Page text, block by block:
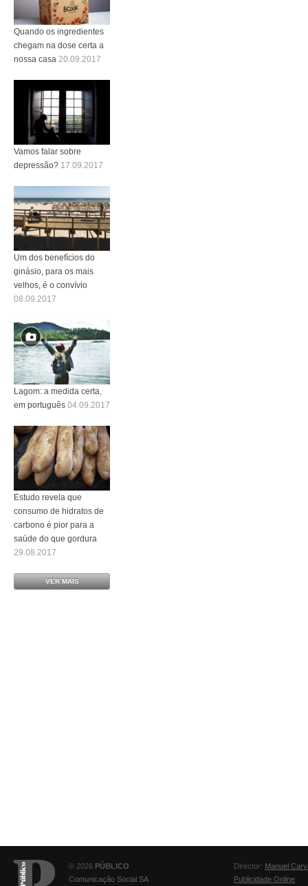
Quando os ingredientes
chegam na dose certa a
nossa casa 20.09.2017
Vamos falar sobre
depressão? 17.09.2017
Um dos benefícios do
ginásio, para os mais
velhos, é o convívio
08.09.2017
Lagom: a medida certa,
em português 04.09.2017
Estudo revela que
consumo de hidratos de
carbono é pior para a
saúde do que gordura
29.08.2017
VER MAIS
© 2026 PÚBLICO
Comunicação Social SA
Director: Manuel
Publicidade Online